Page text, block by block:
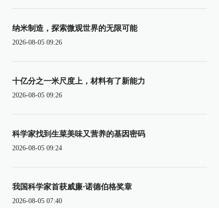
纳米制造，探索微观世界的无限可能
2026-08-05 09:26
十亿分之一米尺度上，材料有了新能力
2026-08-05 09:26
科学家找到生菜美味又营养的基因密码
2026-08-05 09:24
我国科学家首获威廉·诺德伯格奖章
2026-08-05 07:40